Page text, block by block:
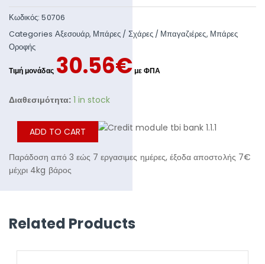
Κωδικός:50706
Categories Αξεσουάρ, Μπάρες / Σχάρες / Μπαγαζιέρες, Μπάρες
Οροφής
30.56€
Διαθεσιμότητα: 1 in stock
ADD TO CART
Παράδοση από 3 εώς 7 εργασιμες ημέρες, έξοδα αποστολής 7€
μέχρι 4kg βάρος
Related Products